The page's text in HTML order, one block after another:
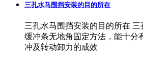
三孔水马围挡安装的目的所在
三孔水马围挡安装的目的所在
缓冲条无地角固定方法，能十分
冲及转动卸力的成效